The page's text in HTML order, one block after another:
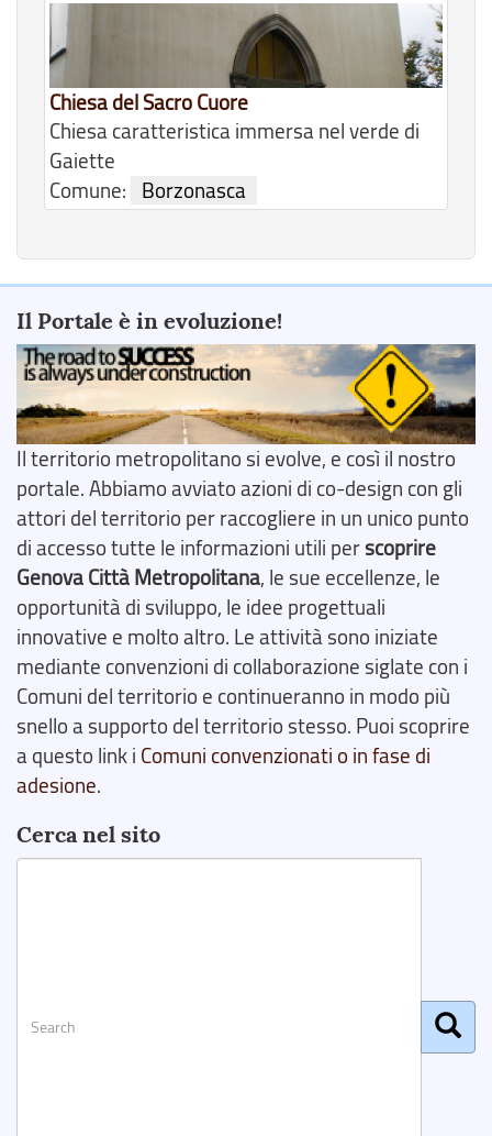
Chiesa del Sacro Cuore
Chiesa caratteristica immersa nel verde di
Gaiette
Comune:
Borzonasca
Il Portale è in evoluzione!
Il territorio metropolitano si evolve, e così il nostro
portale. Abbiamo avviato azioni di co-design con gli
attori del territorio per raccogliere in un unico punto
di accesso tutte le informazioni utili perscoprire
Genova Città Metropolitana, le sue eccellenze, le
opportunità di sviluppo, le idee progettuali
innovative e molto altro. Le attività sono iniziate
mediante convenzioni di collaborazione siglate con i
Comuni del territorio e continueranno in modo più
snello a supporto del territorio stesso. Puoi scoprire
a questo link i Comuni convenzionati o in fase di
adesione.
Cerca nel sito